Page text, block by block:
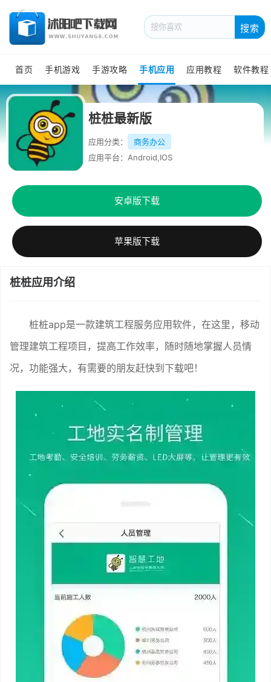
搜索
首页 手机游戏 手游攻略 手机应用 应用教程 软件教程
桩桩最新版
应用分类：
商务办公
应用平台：Android,IOS
安卓版下载
苹果版下载
桩桩应用介绍
桩桩app是一款建筑工程服务应用软件，在这里，移动
管理建筑工程项目，提高工作效率，随时随地掌握人员情
况，功能强大，有需要的朋友赶快到下载吧！